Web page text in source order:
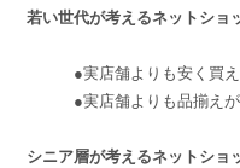
若い世代が考えるネットショ
●実店舗よりも安く買え
●実店舗よりも品揃えが
シニア層が考えるネットショ